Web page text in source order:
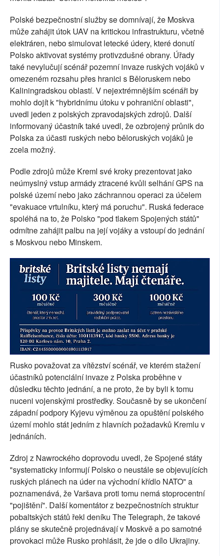
Polské bezpečnostní služby se domnívají, že Moskva
může zahájit útok UAV na kritickou infrastrukturu, včetně
elektráren, nebo simulovat letecké údery, které donutí
Polsko aktivovat systémy protivzdušné obrany. Úřady
také nevylučují scénář pozemní invaze ruských vojáků v
omezeném rozsahu přes hranici s Běloruskem nebo
Kaliningradskou oblastí. V nejextrémnějším scénáři by
mohlo dojít k "hybridnímu útoku v pohraniční oblasti",
uvedl jeden z polských zpravodajských zdrojů. Další
informovaný účastník také uvedl, že ozbrojený průnik do
Polska za účasti ruských nebo běloruských vojáků je
zcela možný.
Podle zdrojů může Kreml své kroky prezentovat jako
neúmyslný vstup armády ztracené kvůli selhání GPS na
polské území nebo jako záchrannou operaci za účelem
"evakuace vrtulníku, který má poruchu". Ruská federace
spoléhá na to, že Polsko "pod tlakem Spojených států"
odmítne zahájit palbu na její vojáky a vstoupí do jednání
s Moskvou nebo Minskem.
Rusko považovat za vítězství scénář, ve kterém stažení
účastníků potenciální invaze z Polska proběhne v
důsledku těchto jednání, a ne proto, že by byli k tomu
nuceni vojenskými prostředky. Současně by se ukončení
západní podpory Kyjevu výměnou za opuštění polského
území mohlo stát jedním z hlavních požadavků Kremlu v
jednáních.
Zdroj z Nawrockého doprovodu uvedl, že Spojené státy
"systematicky informují Polsko o neustále se objevujících
ruských plánech na úder na východní křídlo NATO" a
poznamenává, že Varšava proti tomu nemá stoprocentní
"pojištění". Další komentátor z bezpečnostních struktur
pobaltských států řekl deníku The Telegraph, že takové
plány se skutečně projednávají v Moskvě a po samotné
provokaci může Rusko prohlásit, že jde o dílo Ukrajiny.